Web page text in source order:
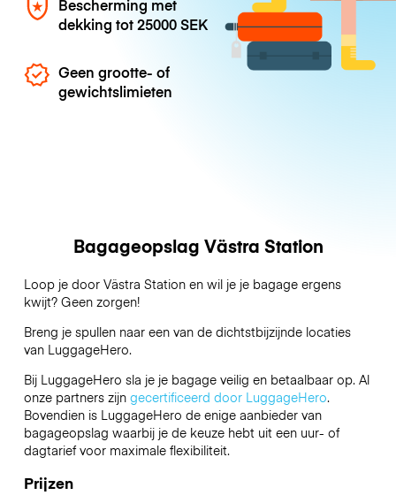
Bescherming met
dekking tot25000 SEK
Geen grootte- of
gewichtslimieten
Bagageopslag Västra Station
Loop je door Västra Station en wil je je bagage ergens
kwijt? Geen zorgen!
Breng je spullen naar een van de dichtstbijzijnde locaties
van LuggageHero.
Bij LuggageHero sla je je bagage veilig en betaalbaar op. Al
onze partners zijn gecertificeerd door LuggageHero.
Bovendien is LuggageHero de enige aanbieder van
bagageopslag waarbij je de keuze hebt uit een uur- of
dagtarief voor maximale flexibiliteit.
Prijzen